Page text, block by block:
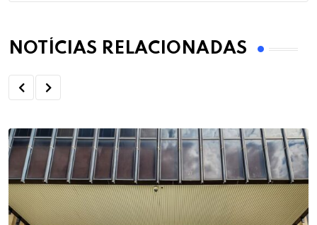
NOTÍCIAS RELACIONADAS